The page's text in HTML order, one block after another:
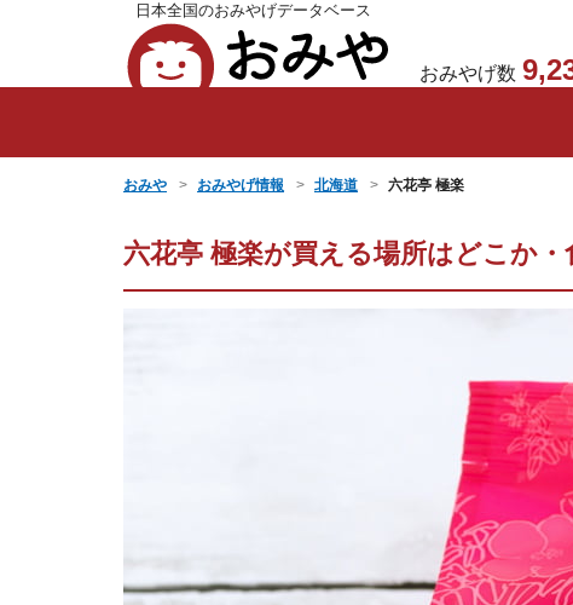
日本全国のおみやげデータベース
おみやげ数
おみや おみやげ情報 北海道 六花亭 極楽
六花亭 極楽が買える場所はどこか・